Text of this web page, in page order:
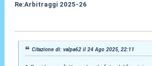
Re:Arbitraggi 2025-26
Citazione di: valpa62 il 24 Ago 2025, 22:11